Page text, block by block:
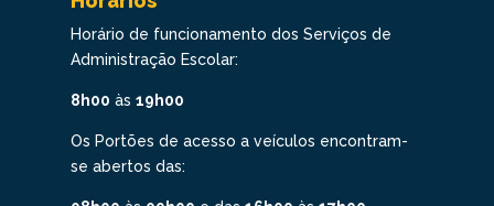
Horário de funcionamento dos Serviços de
Administração Escolar:
8h00 às 19h00
Os Portões de acesso a veículos encontram-
se abertos das: